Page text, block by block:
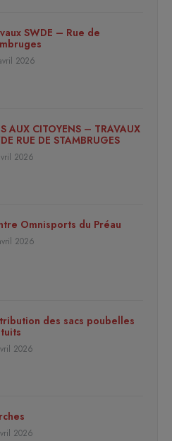
SWDE – Rue de
2026
AUX CITOYENS – TRAVAUX
RUE DE STAMBRUGES
2026
Omnisports du Préau
2026
des sacs poubelles
2026
2026